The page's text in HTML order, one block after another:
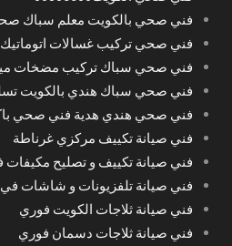
فني صحي بالكويت معلم سباك
فني صحي تركيب غسالات
فني صحي سباك تركيب مضخات
فني صحي سباك هندي بالكويت
فني صحي هندي هدية فني صحي
فني صيانة تكييف مركزي غرناطة
فني صيانة تكييف و تصليح
فني صيانة تلفزيونات و شاشات في
فني صيانة ثلاجات الكويت فوري
فني صيانة ثلاجات دسمان فوري